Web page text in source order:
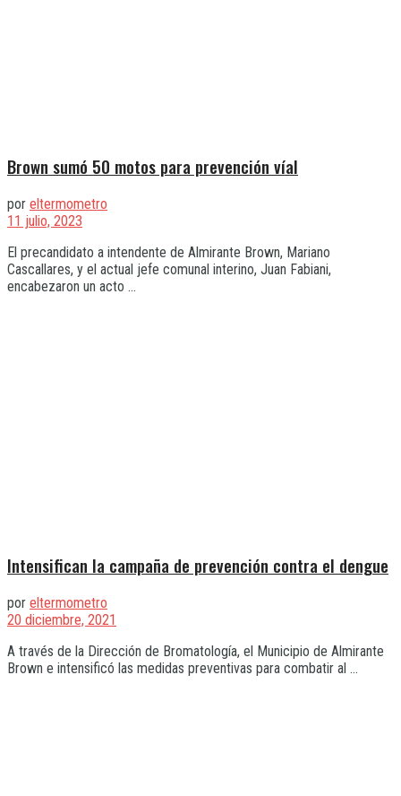
Brown sumó 50 motos para prevención víal
por eltermometro
11 julio, 2023
El precandidato a intendente de Almirante Brown, Mariano
Cascallares, y el actual jefe comunal interino, Juan Fabiani,
encabezaron un acto ...
Intensifican la campaña de prevención contra el dengue
por eltermometro
20 diciembre, 2021
A través de la Dirección de Bromatología, el Municipio de Almirante
Brown e intensificó las medidas preventivas para combatir al ...